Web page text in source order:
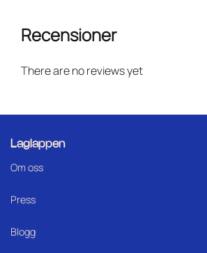
Recensioner
There are no reviews yet
Laglappen
Om oss
Press
Blogg